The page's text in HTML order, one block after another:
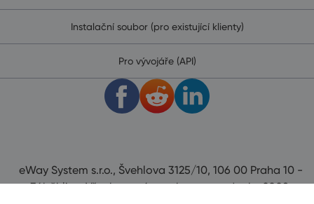
Instalační soubor (pro existující klienty)
Pro vývojáře (API)
eWay System s.r.o., Švehlova 3125/10, 106 00 Praha 10 -
Záběhlice. Všechna práva vyhrazena od roku 2008.